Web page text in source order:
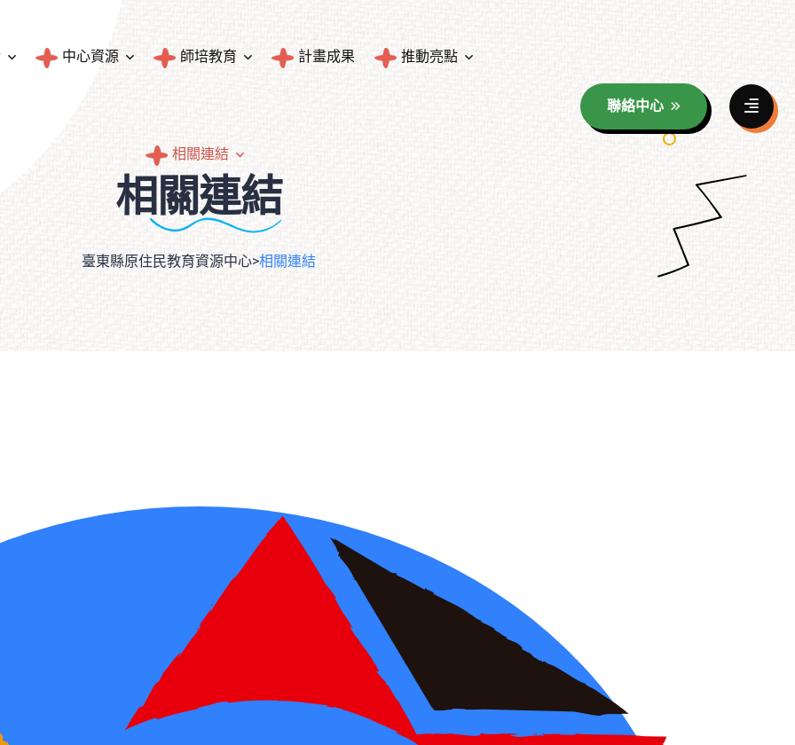
中心資源
臺東縣原住民族人口統計
統計資料
師培教育
師資培育與統計
民族教育輔導團成果
計畫成果 推動亮點
相關連結
聯絡中心
相關連結
臺東縣原住民教育資源中心>相關連結